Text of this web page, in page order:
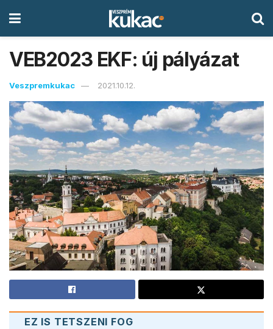
VEB2023 EKF: új pályázat
Veszpremkukac 2021.10.12.
EZ IS TETSZENI FOG